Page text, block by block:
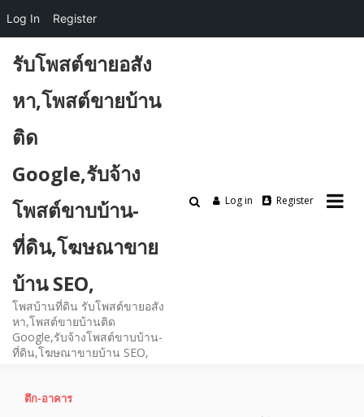
content
รับโพสต์ขายอสัง
หา,โพสต์ขายบ้าน
ติด
Google,รับจ้าง
โพสต์ขาบบ้าน-
ที่ดิน,โฆษณาขาย
บ้าน SEO,
โพสบ้านที่ดิน รับโพสต์ขายอสัง
หา,โพสต์ขายบ้านติด
Google,รับจ้างโพสต์ขาบบ้าน-
ที่ดิน,โฆษณาขายบ้าน SEO,
Log in Register
ตึก-อาคาร
Log In Register